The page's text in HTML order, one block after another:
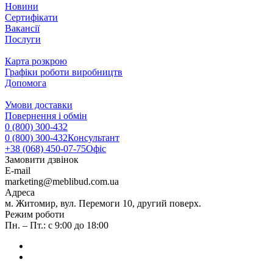
Новини
Сертифікати
Вакансії
Послуги
Карта розкрою
Графіки роботи виробництв
Допомога
Умови доставки
Повернення і обмін
0 (800) 300-432
0 (800) 300-432Консультант
+38 (068) 450-07-75Офіс
Замовити дзвінок
E-mail
marketing@meblibud.com.ua
Адреса
м. Житомир, вул. Перемоги 10, другий поверх.
Режим роботи
Пн. – Пт.: с 9:00 до 18:00